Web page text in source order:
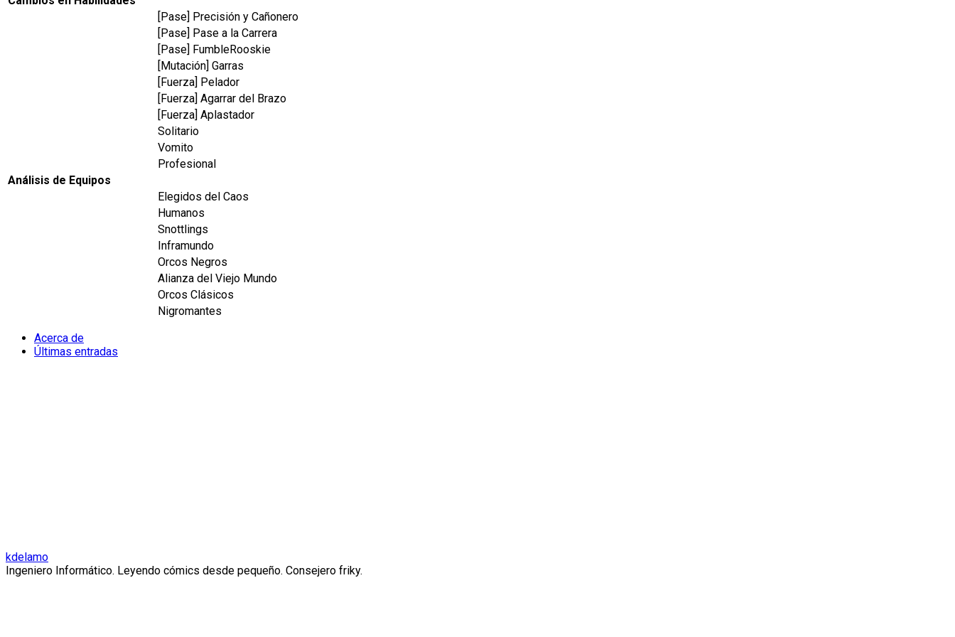
[Pase] Precisión y Cañonero
[Pase] Pase a la Carrera
[Pase] FumbleRooskie
[Mutación] Garras
[Fuerza] Pelador
[Fuerza] Agarrar del Brazo
[Fuerza] Aplastador
Solitario
Vomito
Profesional
Análisis de Equipos
Elegidos del Caos
Humanos
Snottlings
Inframundo
Orcos Negros
Alianza del Viejo Mundo
Orcos Clásicos
Nigromantes
Acerca de
Últimas entradas
kdelamo
Ingeniero Informático. Leyendo cómics desde pequeño. Consejero friky.